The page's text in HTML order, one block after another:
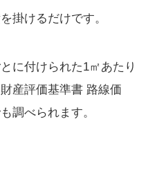
掛けるだけです。
に付けられた1㎡あたり
産評価基準書 路線価
調べられます。